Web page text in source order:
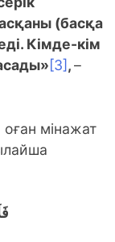
(басқа
Кімде-кім
[3],–
мінажат